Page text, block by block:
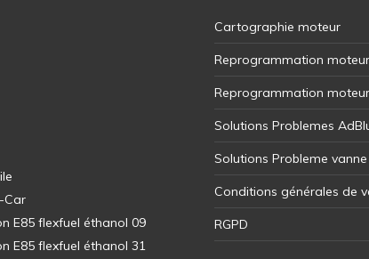
Cartographie moteur
Reprogrammation
Reprogrammation
Solutions Problemes
Solutions Probleme vanne
Conditions générales de
RGPD
Car
E85 flexfuel éthanol 09
E85 flexfuel éthanol 31